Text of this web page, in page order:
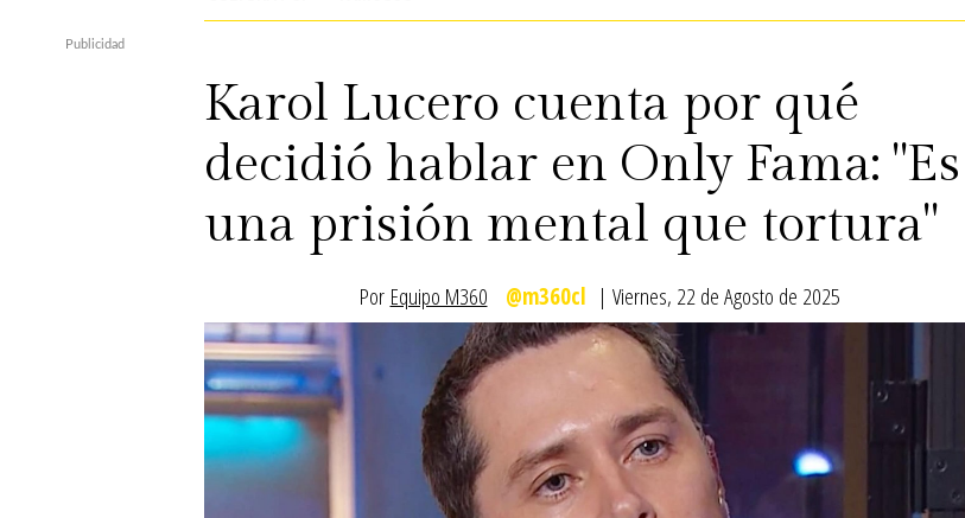
Karol Lucero cuenta por qué
decidió hablar en Only Fama: "Es
una prisión mental que tortura"
Por Equipo M360 @m360cl | Viernes, 22 de Agosto de 2025